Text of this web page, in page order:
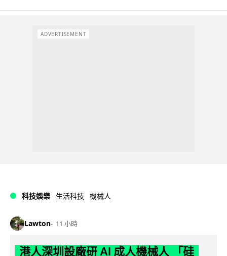
ADVERTISEMENT
科技娛樂 生活科技 機械人
Lawton 11 小時
港人深圳設廠研 AI 成人機械人 「硅